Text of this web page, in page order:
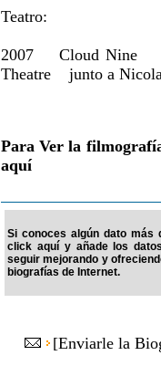
Teatro:
2007 Cloud Nine
Theatre junto a Nicola
Para Ver la
aquí
Si conoces algún dato más
click aquí y añade los
seguir mejorando y
biografías de Internet.
[Enviarle la